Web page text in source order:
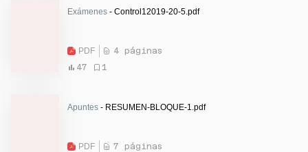
Exámenes - Control12019-20-5.pdf
PDF
4 páginas
47
1
Apuntes - RESUMEN-BLOQUE-1.pdf
PDF
7 páginas